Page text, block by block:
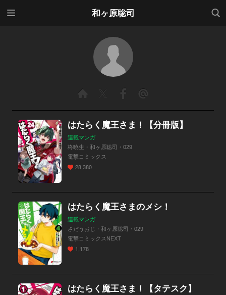
和ヶ原聡司
検索
はたらく魔王さま！【分冊版】
連載マンガ
柊暁生・和ヶ原聡司・029
電撃コミックス
28,380
はたらく魔王さまのメシ！
連載マンガ
さだうおじ・和ヶ原聡司・029
電撃コミックスNEXT
1,178
はたらく魔王さま！【タテスク】